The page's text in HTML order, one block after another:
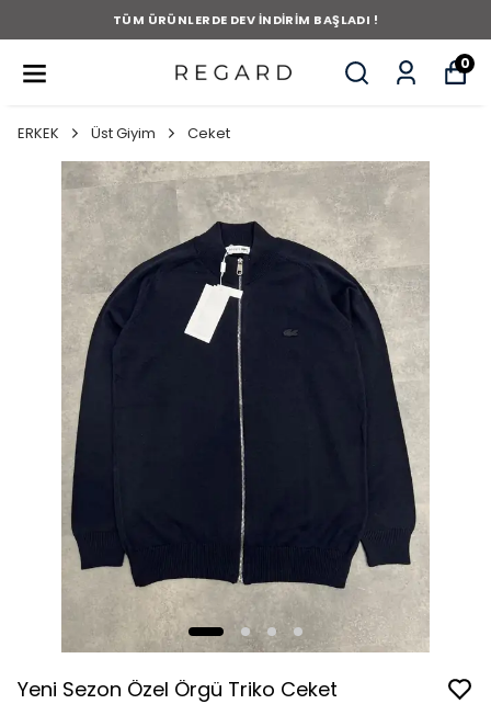
TÜM ÜRÜNLERDE DEV İNDİRİM BAŞLADI !
0
ERKEK Üst Giyim Ceket
Yeni Sezon Özel Örgü Triko Ceket